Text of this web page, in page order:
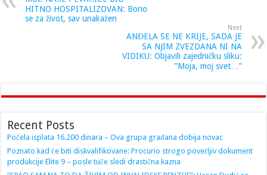
HITNO HOSPITALIZOVAN: Borio
se za život, sav unakažen
Next
ANĐELA SE NE KRIJE, SADA JE
SA NJIM ZVEZDANA NI NA
VIDIKU: Objavili zajedničku sliku:
”Moja, moj svet…”
Recent Posts
Počela isplata 16.200 dinara – Ova grupa građana dobija novac
Poznato kad će biti diskvalifikovane: Procurio strogo poverljiv dokument
produkcije Elite 9 – posle tuče sledi drastična kazna